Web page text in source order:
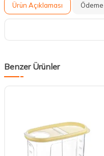
Ürün Açıklaması
Benzer Ürünler